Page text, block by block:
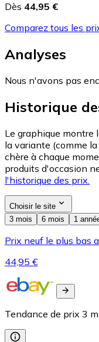
Dès 44,95 €
Comparez tous les
Analyses
Nous n'avons pas
Historique
Le graphique montre
la variante (comme
chère à chaque
produits d'occasion
l'historique des prix.
Choisir le site
3 mois
6 mois 1
Prix neuf le plus bas
44,95 €
Tendance de prix 3